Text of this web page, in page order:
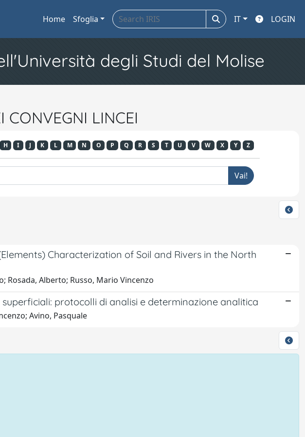
Home Sfoglia IT LOGIN
degli Studi del Molise
LINCEI
H I J K L M N O P Q R S T U V W X Y Z
Characterization of Soil and Rivers in the North
Rosada, Alberto; Russo, Mario Vincenzo
protocolli di analisi e determinazione analitica
Avino, Pasquale